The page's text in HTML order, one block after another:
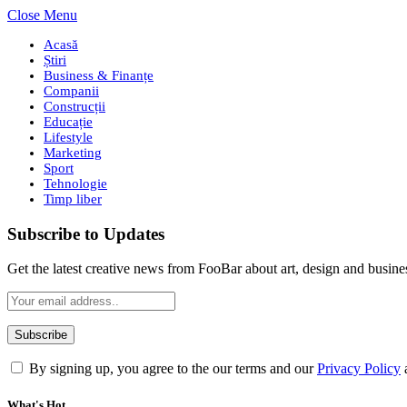
Close Menu
Acasă
Știri
Business & Finanțe
Companii
Construcții
Educație
Lifestyle
Marketing
Sport
Tehnologie
Timp liber
Subscribe to Updates
Get the latest creative news from FooBar about art, design and
By signing up, you agree to the our terms and ourPrivacy Policy